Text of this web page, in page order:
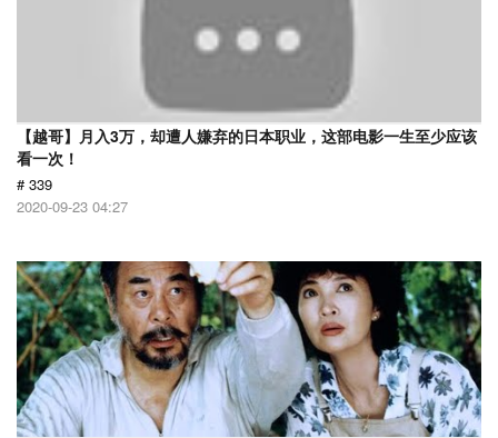
【越哥】月入3万，却遭人嫌弃的日本职业，这部电影一生至少应该
看一次！
# 339
2020-09-23 04:27